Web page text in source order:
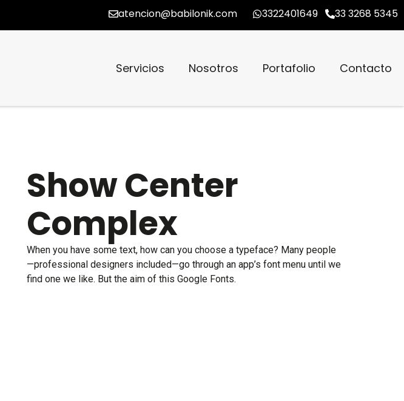
atencion@babilonik.com 3322401649 33 3268 5345
Servicios Nosotros Portafolio Contacto
Show Center
Complex
When you have some text, how can you choose a typeface? Many people
—professional designers included—go through an app’s font menu until we
find one we like. But the aim of this Google Fonts.